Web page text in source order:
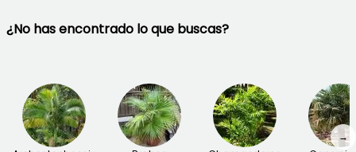
¿No has encontrado lo que buscas?
→